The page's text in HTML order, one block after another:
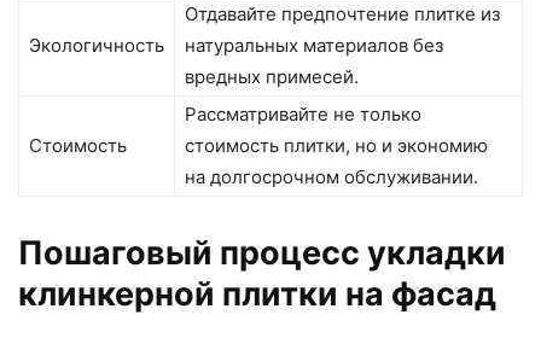
Экологичность
Отдавайте предпочтение плитке из
натуральных материалов без
вредных примесей.
Стоимость
Рассматривайте не только
стоимость плитки, но и экономию
на долгосрочном обслуживании.
Пошаговый процесс укладки
клинкерной плитки на фасад